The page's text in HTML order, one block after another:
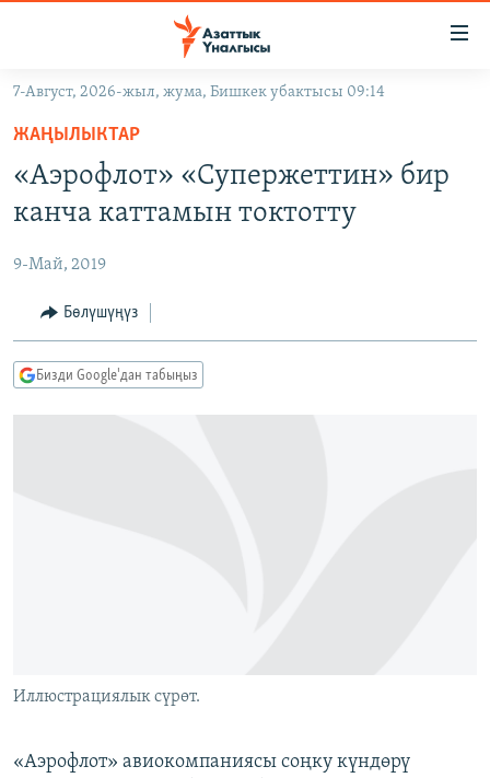
Навигацияга
өтүңүз
Издөөгө
салыңыз
КЫРГЫЗСТАН
КЫРГЫЗСТАН
ЭКОНОМИКА
МАДАНИЯТ
ДҮЙНӨ
БОРБОР АЗИЯ
АТАЙЫН ИЛИКТӨӨ
ТВ ПРОГРАММАЛАР
ЭКСПЕРТТЕР ТАЛДАЙТ
ӨЗГӨЧӨ ПИКИР
7-Август, 2026-жыл, жума, Бишкек убактысы 09:14
ЖАҢЫЛЫКТАР
«Аэрофлот» «Супержеттин» бир
канча каттамын токтотту
9-Май, 2019
Бөлүшүңүз
Бизди Google'дан табыңыз
Иллюстрациялык сүрөт.
«Аэрофлот» авиокомпаниясы соңку күндөрү